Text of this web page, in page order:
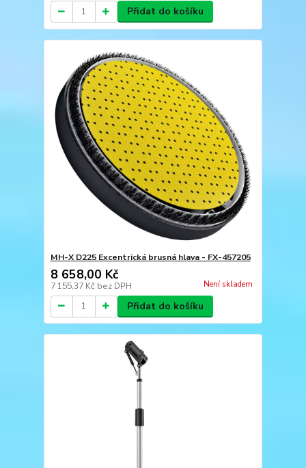
Přidat do košíku
MH-X D225 Excentrická brusná hlava - FX-457205
8 658,00 Kč
7 155,37 Kč bez DPH Není skladem
Přidat do košíku